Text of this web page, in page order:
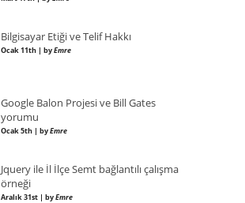
Bilgisayar Etiği ve Telif Hakkı
Ocak 11th | byEmre
Google Balon Projesi ve Bill Gates
yorumu
Ocak 5th | byEmre
Jquery ile İl İlçe Semt bağlantılı çalışma
örneği
Aralık 31st | byEmre